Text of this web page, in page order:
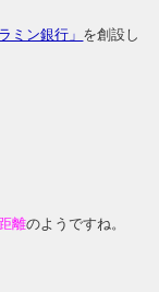
ミン銀行」 を創設し
離のようですね。